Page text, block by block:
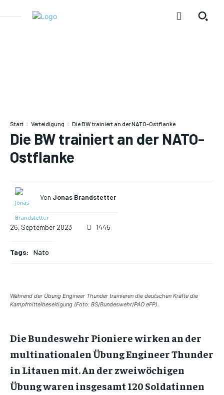
Start Verteidigung Die BW trainiert an der NATO-Ostflanke
Die BW trainiert an der NATO-
Ostflanke
Von Jonas Brandstetter
26. September 2023 1445
Tags: Nato
Während der Übung Engineer Thunder trainieren die deutschen Kräfte die
Kampfmittelbeseitigung (Foto: BS/Bundeswehr/PAO eFP).
Die Bundeswehr Pioniere wirken an der
multinationalen Übung Engineer Thunder
in Litauen mit. An der zweiwöchigen
Übung waren insgesamt 120 Soldatinnen